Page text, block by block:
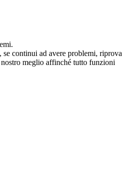
se continui ad avere problemi, riprova
meglio affinché tutto funzioni